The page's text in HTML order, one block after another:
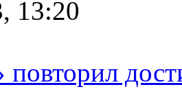
13:20
повторил